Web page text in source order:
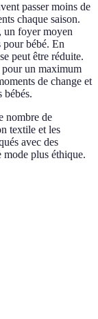
passer moins de
chaque saison.
, un foyer moyen
pour bébé. En
peut être réduite.
pour un maximum
de change et
bébés.
nombre de
textile et les
avec des
mode plus éthique.